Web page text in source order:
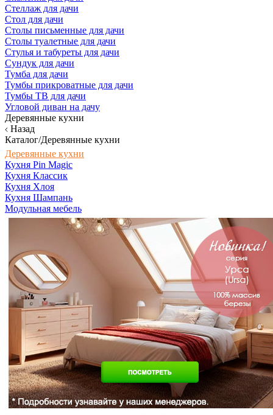
Стеллаж для дачи
Стол для дачи
Столы письменные для дачи
Столы туалетные для дачи
Стулья и табуреты для дачи
Сундук для дачи
Тумба для дачи
Тумбы прикроватные для дачи
Тумбы ТВ для дачи
Угловой диван на дачу
Деревянные кухни
Назад
Каталог/Деревянные кухни
Деревянные кухни
Кухня Pin Magic
Кухня Классик
Кухня Хлоя
Кухня Шампань
Модульная мебель